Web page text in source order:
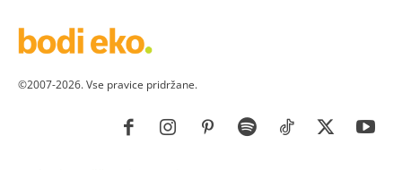
©2007-2026. Vse pravice pridržane.